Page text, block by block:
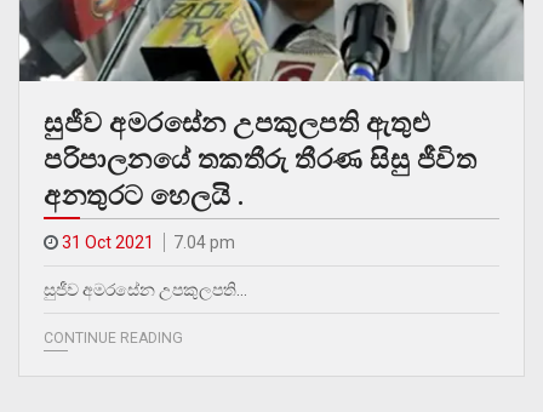
සුජීව අමරසේන උපකුලපති ඇතුළු
පරිපාලනයේ තකතීරු තීරණ සිසු ජීවිත
අනතුරට හෙලයි .
31 Oct 2021 7.04 pm
සුජීව අමරසේන උපකුලපති…
CONTINUE READING